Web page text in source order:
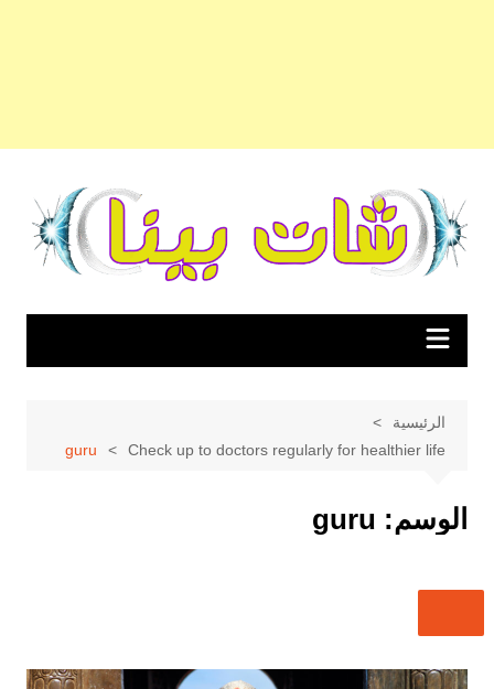
المحتوى
الرئيسية
Check up to doctors regularly for healthier life
guru
الوسم: guru